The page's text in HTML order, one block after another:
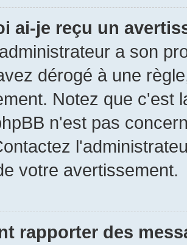
ai-je reçu un
a son
dérogé à une
Notez que c'est
n'est pas
votre avertissement.
rapporter des